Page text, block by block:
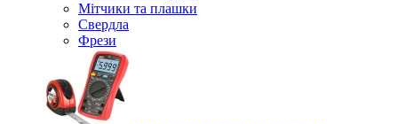
Мітчики та плашки
Свердла
Фрези